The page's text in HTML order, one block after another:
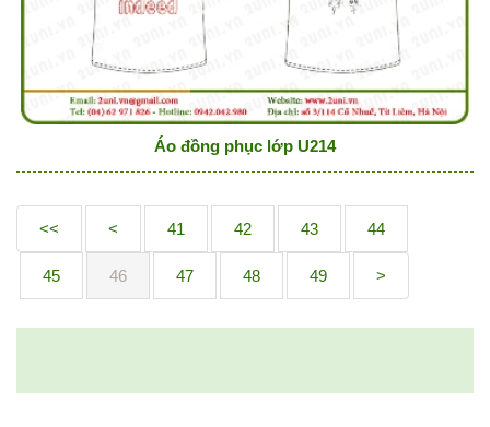
Áo đồng phục lớp U214
<< < 41 42 43 44
45 46 47 48 49 >